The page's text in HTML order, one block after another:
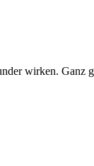
wirken. Ganz